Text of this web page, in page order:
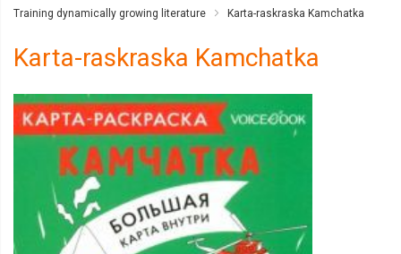
Training dynamically growing literature
Karta-raskraska Kamchatka
Karta-raskraska Kamchatka